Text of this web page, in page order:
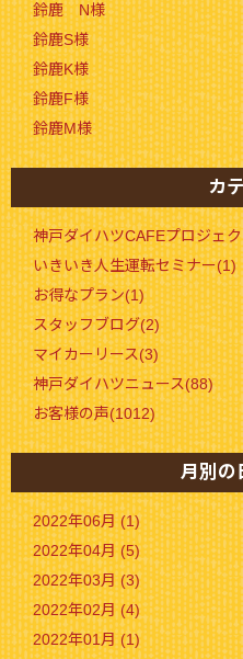
鈴鹿 N様
鈴鹿S様
鈴鹿K様
鈴鹿F様
鈴鹿M様
カ
神戸ダイハツCAFEプロジェ
いきいき人生運転セミナー(1)
お得なプラン(1)
スタッフブログ(2)
マイカーリース(3)
神戸ダイハツニュース(88)
お客様の声(1012)
月別の
2022年06月 (1)
2022年04月 (5)
2022年03月 (3)
2022年02月 (4)
2022年01月 (1)